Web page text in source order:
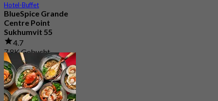
Hotel-Buffet
BlueSpice Grande
Centre Point
Sukhumvit 55
4.7
7.8K Gebucht
Aus
฿ 425